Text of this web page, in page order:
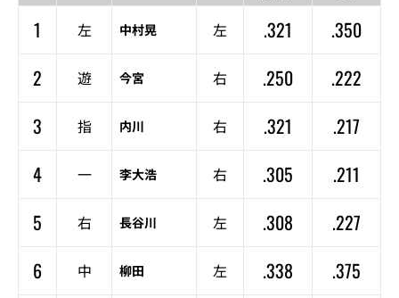
1 左 中村晃 左 .321
.350
2
遊 今宮 右 .250
.222
3
指 内川 右 .321
.217
4
一 李大浩 右 .305
.211
5
右 長谷川 左 .308
.227
6
中 柳田 左 .338
.375